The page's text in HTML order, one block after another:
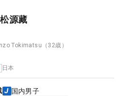
源藏
Tokimatsu （32歳）
日本
国内男子